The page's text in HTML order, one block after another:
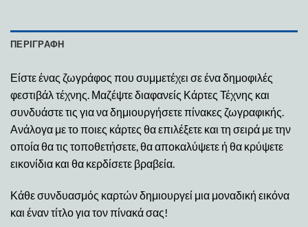
ΠΕΡΙΓΡΑΦΉ
Είστε ένας ζωγράφος που συμμετέχει σε ένα δημοφιλές
φεστιβάλ τέχνης. Μαζέψτε διαφανείς Κάρτες Τέχνης και
συνδυάστε τις για να δημιουργήσετε πίνακες ζωγραφικής.
Ανάλογα με το ποιες κάρτες θα επιλέξετε και τη σειρά με την
οποία θα τις τοποθετήσετε, θα αποκαλύψετε ή θα κρύψετε
εικονίδια και θα κερδίσετε βραβεία.
Κάθε συνδυασμός καρτών δημιουργεί μια μοναδική εικόνα
και έναν τίτλο για τον πίνακά σας!